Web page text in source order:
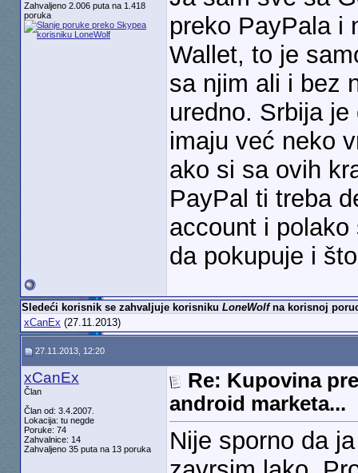
Zahvaljeno 2.006 puta na 1.418
poruka
preko PayPala i
Wallet, to je
sa njim ali i bez
uredno. Srbija
imaju već neko
ako si sa ovih
PayPal ti treba
account i
da pokupuje i
Sledeći korisnik se zahvaljuje korisniku LoneWolfna korisnoj
xCanEx (27.11.2013)
27.11.2013, 12:20
xCanEx
Član
Član od: 3.4.2007.
Lokacija: tu negde
Poruke: 74
Zahvalnice: 14
Zahvaljeno 35 puta na 13 poruka
Re: Kupovina
android marketa...
Nije sporno da